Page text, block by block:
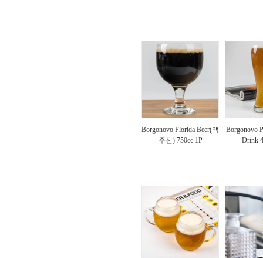
Borgonovo Florida Beer(맥
주잔) 750cc 1P
Borgonovo
Drink